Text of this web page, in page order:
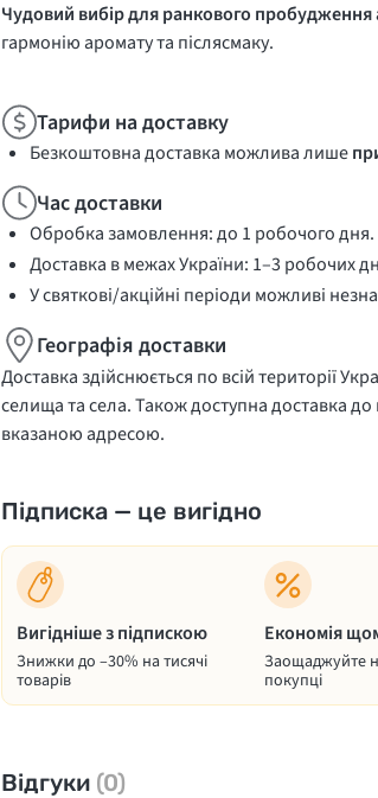
Чудовий вибір для ранкового пробудження
гармонію аромату та післясмаку.
Тарифи на доставку
Безкоштовна доставка можлива лише
Час доставки
Обробка замовлення: до 1 робочого дня.
Доставка в межах України: 1–3 робочих
У святкові/акційні періоди можливі
Географія доставки
Доставка здійснюється по всій території
селища та села. Також доступна доставка
вказаною адресою.
Підписка — це вигідно
Вигідніше з підпискою
Знижки до –30% на тисячі
товарів
Економія
Заощаджуйте
покупці
Відгуки (0)